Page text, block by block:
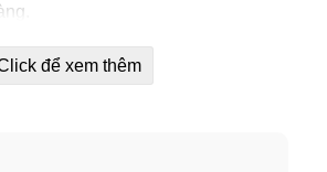
da khỏi tác nhân gây hại từ môi
để xem thêm